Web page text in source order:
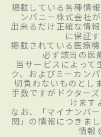
掲載している各種情
ンパニー株式会社
出来るだけ正確な情
に保証
掲載されている医療
必ず該当の医
当サービスによって
ク、およびミーカン
切負わないものとし
手数ですがドクター
けます
なお、「マイナンバ
関」の情報につきま
情報